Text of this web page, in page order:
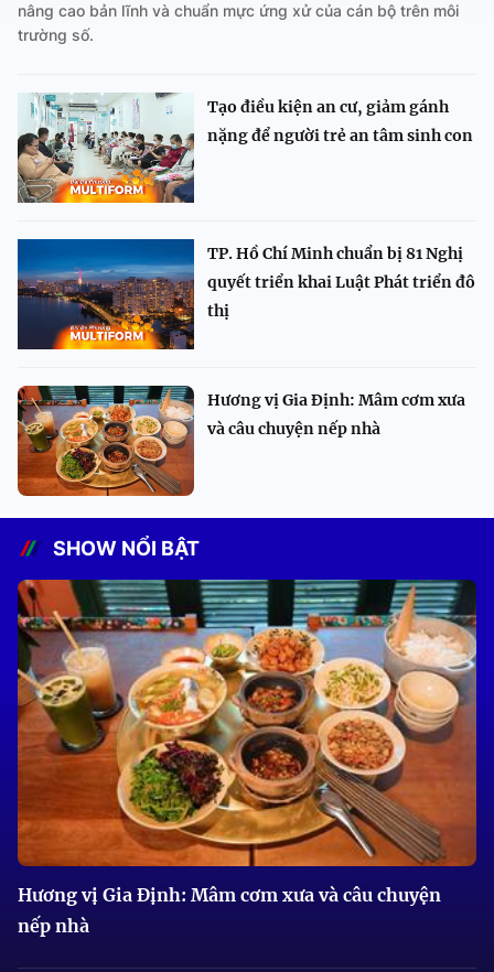
nâng cao bản lĩnh và chuẩn mực ứng xử của cán bộ trên môi
trường số.
Tạo điều kiện an cư, giảm gánh
nặng để người trẻ an tâm sinh con
TP. Hồ Chí Minh chuẩn bị 81 Nghị
quyết triển khai Luật Phát triển đô
thị
Hương vị Gia Định: Mâm cơm xưa
và câu chuyện nếp nhà
SHOW NỔI BẬT
Hương vị Gia Định: Mâm cơm xưa và câu chuyện
nếp nhà